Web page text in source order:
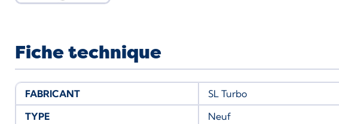
Fiche technique
FABRICANT
SL Turbo
TYPE
Neuf